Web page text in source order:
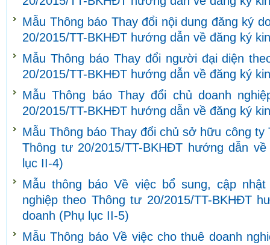
Mẫu Thông báo Thay đổi nội dung đăng ký
20/2015/TT-BKHĐT hướng dẫn về đăng ký
Mẫu Thông báo Thay đổi người đại diện
20/2015/TT-BKHĐT hướng dẫn về đăng ký
Mẫu Thông báo Thay đổi chủ doanh
20/2015/TT-BKHĐT hướng dẫn về đăng ký
Mẫu Thông báo Thay đổi chủ sở hữu công ty
Thông tư 20/2015/TT-BKHĐT hướng dẫn
lục II-4)
Mẫu thông báo Về việc bổ sung, cập
nghiệp theo Thông tư 20/2015/TT-BKHĐT
doanh (Phụ lục II-5)
Mẫu Thông báo Về việc cho thuê doanh